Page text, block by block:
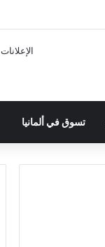
الإعلانات
تسوق في ألمانيا